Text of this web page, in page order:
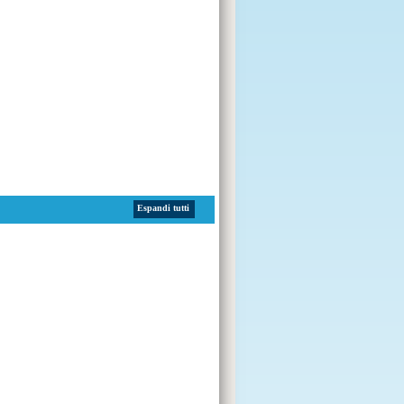
Espandi tutti